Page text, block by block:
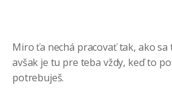
Miro ťa nechá pracovať tak, ako sa
avšak je tu pre teba vždy, keď to
potrebuješ.